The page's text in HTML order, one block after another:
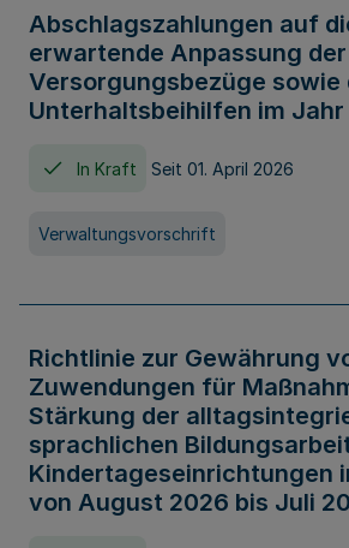
Abschlagszahlungen auf
erwartende Anpassung
Versorgungsbezüge sowie
Unterhaltsbeihilfen im
In Kraft Seit 01. April 2026
Verwaltungsvorschrift
Richtlinie zur Gewährung
Zuwendungen für
Stärkung der
sprachlichen
Kindertageseinrichtungen
von August 2026 bis Juli